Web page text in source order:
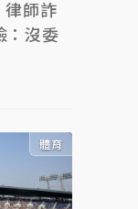
律師詐
：沒委
體育